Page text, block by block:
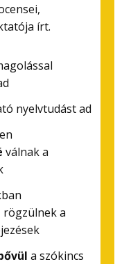
írt.
nyelvtudást ad
válnak a
rögzülnek a
a szókincs